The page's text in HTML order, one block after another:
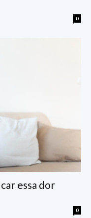
0
essa dor
0